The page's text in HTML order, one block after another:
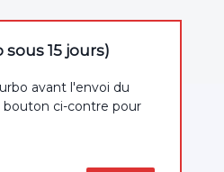
15 jours)
avant l'envoi du
bouton ci-contre pour